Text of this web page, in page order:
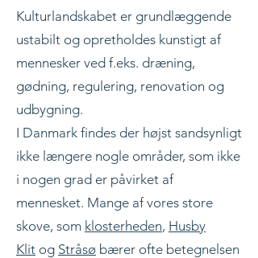
Kulturlandskabet er grundlæggende
ustabilt og opretholdes kunstigt af
mennesker ved f.eks. dræning,
gødning, regulering, renovation og
udbygning.
I Danmark findes der højst sandsynligt
ikke længere nogle områder, som ikke
i nogen grad er påvirket af
mennesket. Mange af vores store
skove, som klosterheden, Husby
Klit og Stråsø bærer ofte betegnelsen